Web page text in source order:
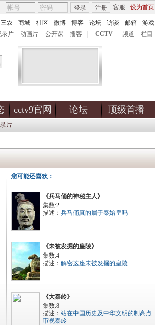
客服 设为首页
登录 注册
三农 商城 社区 微博 博客 论坛 访谈 邮箱
游戏
录片 动画片 公开课 播客 CCTV 频道 栏目
cctv9官网 论坛 顶级首播
片
您可能还喜欢：
《兵马俑的神秘主人》
集数:2
描述： 兵马俑真的属于秦始皇吗
《未被发掘的皇陵》
集数:4
描述： 解密这座未被发掘的皇陵
《大秦岭》
集数:8
描述： 站在中国历史及中华文明的制高点
审视秦岭